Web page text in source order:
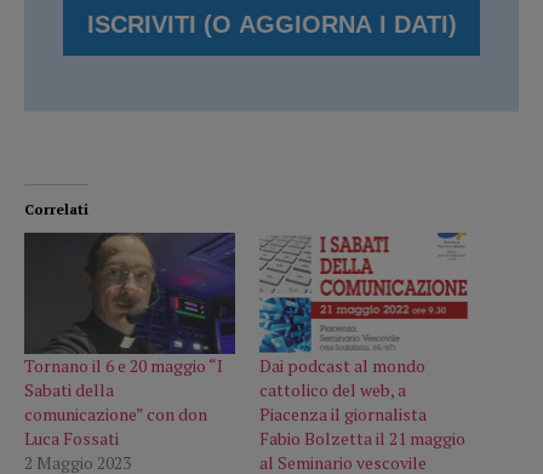
Correlati
Tornano il 6 e 20 maggio “I
Sabati della
comunicazione” con don
Luca Fossati
2 Maggio 2023
Dai podcast al mondo
cattolico del web, a
Piacenza il giornalista
Fabio Bolzetta il 21 maggio
al Seminario vescovile